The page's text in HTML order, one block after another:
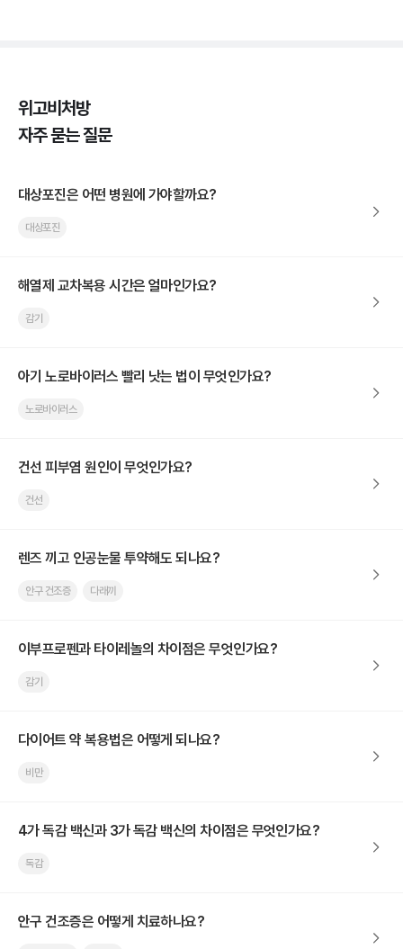
위고비처방
자주 묻는 질문
대상포진은 어떤 병원에 가야할까요?
대상포진
해열제 교차복용 시간은 얼마인가요?
감기
아기 노로바이러스 빨리 낫는 법이 무엇인가요?
노로바이러스
건선 피부염 원인이 무엇인가요?
건선
렌즈 끼고 인공눈물 투약해도 되나요?
안구 건조증 다래끼
이부프로펜과 타이레놀의 차이점은 무엇인가요?
감기
다이어트 약 복용법은 어떻게 되나요?
비만
4가 독감 백신과 3가 독감 백신의 차이점은 무엇인가요?
독감
안구 건조증은 어떻게 치료하나요?